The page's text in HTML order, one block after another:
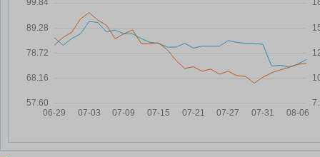
模塑科技7月30日盘中跌幅达5%
07-30
模塑科技：融资净偿还803.09万
07-30
模塑科技7月28日盘中跌幅达5%
模塑科技：融资净买入625.55万
04-30
04-29